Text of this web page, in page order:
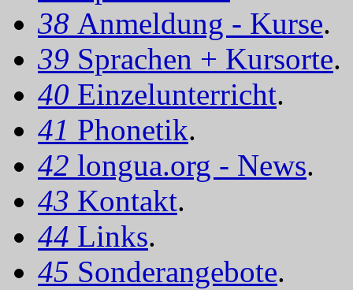
38 Anmeldung - Kurse.
39 Sprachen + Kursorte.
40 Einzelunterricht.
41 Phonetik.
42 longua.org - News.
43 Kontakt.
44 Links.
45 Sonderangebote.